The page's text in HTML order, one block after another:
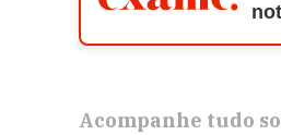
Acompanhe tudo